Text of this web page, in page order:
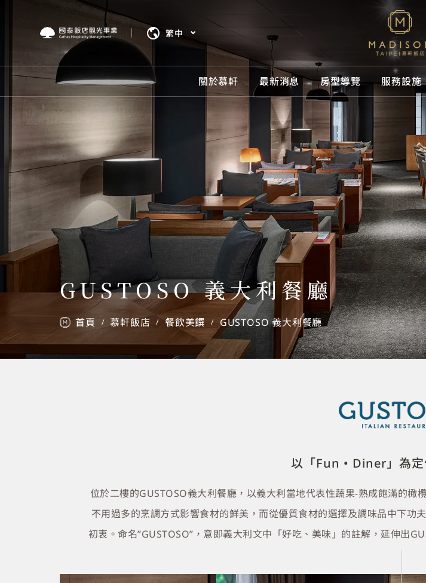
繁中
關於慕軒
關於慕軒
我們將為您打造尊榮舒適之旅
最新消息
最新消息
最新消息
房型導覽
房型導覽
我們將為您打造尊榮舒適之旅
服務設施
服務設施
服務設施
餐飲美饌
餐飲美饌
GUSTOSO 義大利餐廳
首頁 / 慕軒飯店 / 餐飲美饌 / GUSTOSO 義大利餐廳
以「Fun • Diner」為
位於二樓的GUSTOSO義大利餐廳，以義大利當地代表性蔬果-熟成飽滿的橄
不用過多的烹調方式影響食材的鮮美，而從優質食材的選擇及調味品中下功
初衷。命名”GUSTOSO”，意即義大利文中「好吃、美味」的註解，延伸出